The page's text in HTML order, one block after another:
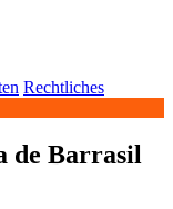
Rechtliches
de Barrasil